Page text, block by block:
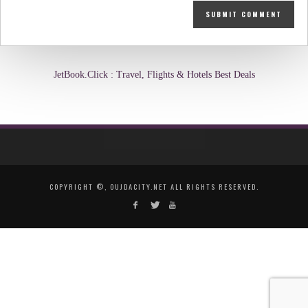
JetBook.Click : Travel, Flights & Hotels Best Deals
COPYRIGHT ©, OUJDACITY.NET ALL RIGHTS RESERVED.